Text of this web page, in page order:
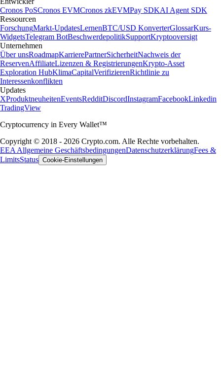
Cronos PoSCronos EVMCronos zkEVMPay SDKAI Agent SDK
Ressourcen
ForschungMarkt-UpdatesLernenBTC/USD KonverterGlossarKurs-
WidgetsTelegram BotBeschwerdepolitikSupportKryptooversigt
Unternehmen
Über unsRoadmapKarrierePartnerSicherheitNachweis der
ReservenAffiliateLizenzen & RegistrierungenKrypto-Asset
Exploration HubKlimaCapitalVerifizierenRichtlinie zu
Interessenkonflikten
Updates
XProduktneuheitenEventsRedditDiscordInstagramFacebookLinkedin
TradingView
Cryptocurrency in Every Wallet™
Copyright © 2018 - 2026 Crypto.com. Alle Rechte vorbehalten.
EEA Allgemeine GeschäftsbedingungenDatenschutzerklärungFees &
LimitsStatus Cookie-Einstellungen